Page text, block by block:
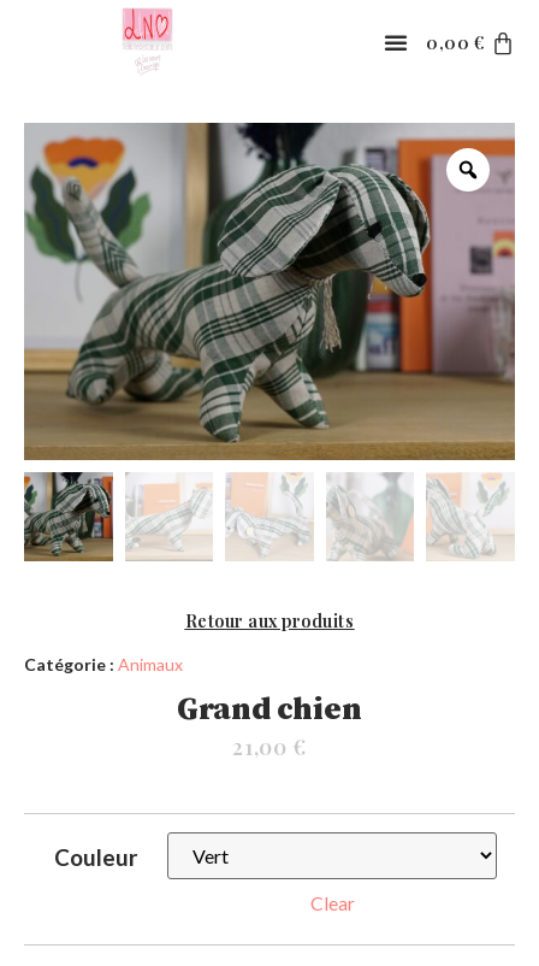
0,00 €
Retour aux produits
Catégorie : Animaux
Grand chien
21,00 €
Couleur
Clear